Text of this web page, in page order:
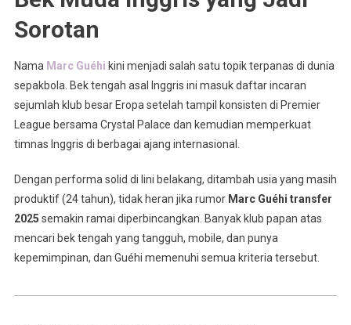
Sorotan
Nama Marc Guéhi kini menjadi salah satu topik terpanas di dunia
sepakbola. Bek tengah asal Inggris ini masuk daftar incaran
sejumlah klub besar Eropa setelah tampil konsisten di Premier
League bersama Crystal Palace dan kemudian memperkuat
timnas Inggris di berbagai ajang internasional.
Dengan performa solid di lini belakang, ditambah usia yang masih
produktif (24 tahun), tidak heran jika rumor Marc Guéhi transfer
2025 semakin ramai diperbincangkan. Banyak klub papan atas
mencari bek tengah yang tangguh, mobile, dan punya
kepemimpinan, dan Guéhi memenuhi semua kriteria tersebut.